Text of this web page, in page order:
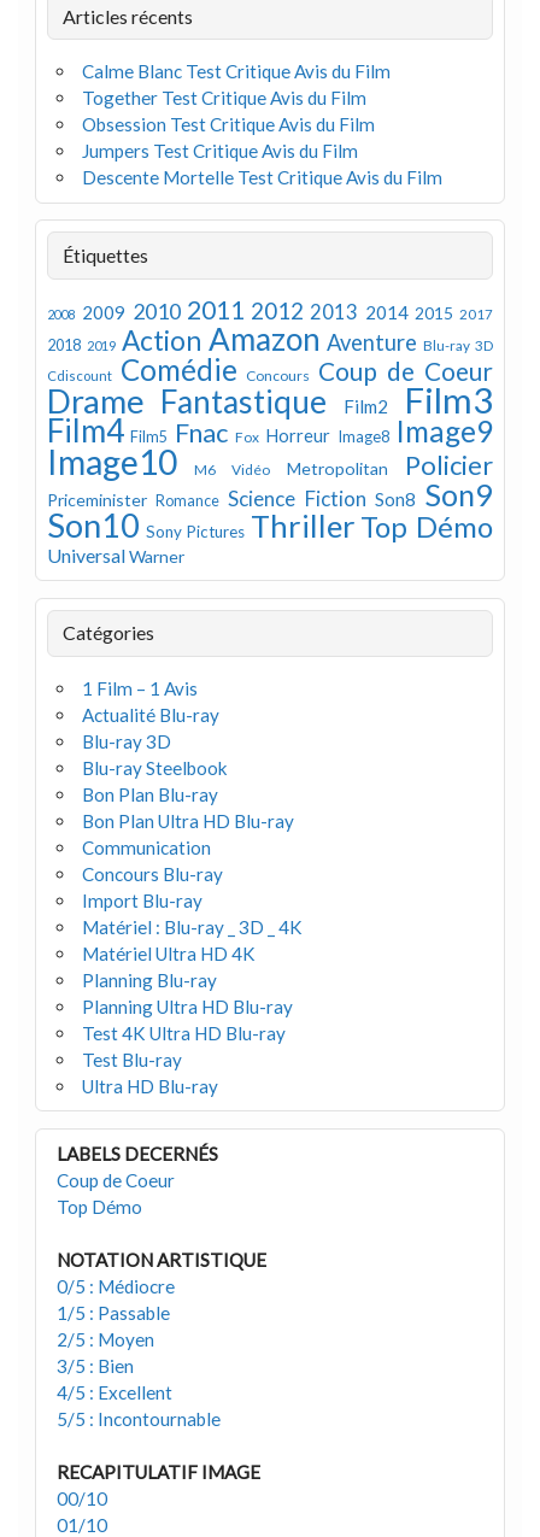
Articles récents
Calme Blanc Test Critique Avis du Film
Together Test Critique Avis du Film
Obsession Test Critique Avis du Film
Jumpers Test Critique Avis du Film
Descente Mortelle Test Critique Avis du Film
Étiquettes
2008 2009 2010 2011 2012 2013 2014 2015 2017
2018 2019 Action Amazon Aventure Blu-ray 3D
Cdiscount Comédie Concours Coup de Coeur
Drame Fantastique Film2 Film3
Film4 Film5 Fnac Fox Horreur Image8 Image9
Image10 M6 Vidéo Metropolitan Policier
Priceminister Romance Science Fiction Son8 Son9
Son10 Sony Pictures Thriller Top Démo
UniversalWarner
Catégories
1 Film – 1 Avis
Actualité Blu-ray
Blu-ray 3D
Blu-ray Steelbook
Bon Plan Blu-ray
Bon Plan Ultra HD Blu-ray
Communication
Concours Blu-ray
Import Blu-ray
Matériel : Blu-ray _ 3D _ 4K
Matériel Ultra HD 4K
Planning Blu-ray
Planning Ultra HD Blu-ray
Test 4K Ultra HD Blu-ray
Test Blu-ray
Ultra HD Blu-ray
LABELS DECERNÉS
Coup de Coeur
Top Démo
NOTATION ARTISTIQUE
0/5 : Médiocre
1/5 : Passable
2/5 : Moyen
3/5 : Bien
4/5 : Excellent
5/5 : Incontournable
RECAPITULATIF IMAGE
00/10
01/10